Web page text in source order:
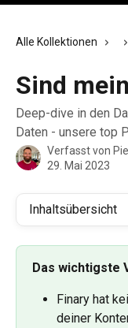
Alle Kollektionen
Sind
Deep-dive in den
Daten - unsere top
Verfasst von
29. Mai 2023
Inhaltsübersicht
Das wichtigste
Finary hat
deiner